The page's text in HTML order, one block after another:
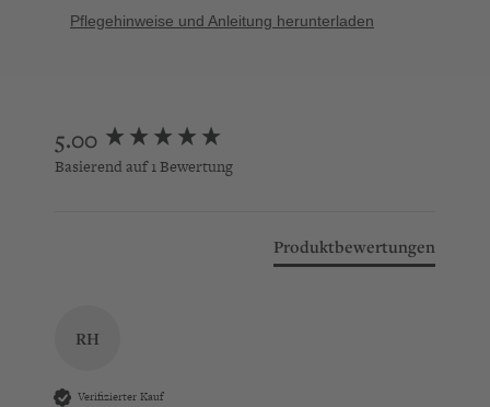
Pflegehinweise und Anleitung herunterladen
5.00
Basierend auf 1 Bewertung
Produktbewertungen
RH
Verifizierter Kauf
New content loaded